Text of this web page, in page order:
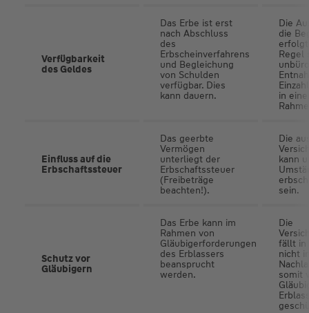
Verfügbarkeit
des Geldes
Das Erbe ist erst
nach Abschluss
des
Erbscheinverfahrens
und Begleichung
von Schulden
verfügbar. Dies
kann dauern.
Die
die
Regel
in
Einfluss auf die
Erbschafts­steuer
Das geerbte
Vermögen
unterliegt der
Erbschaftssteuer
(Freibeträge
beachten!).
Die
kann
sein.
Schutz vor
Gläubigern
Das Erbe kann im
Rahmen von
Gläubigerforderungen
des Erblassers
beansprucht
werden.
Die
fällt in
nicht
somit